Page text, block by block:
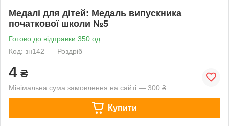
Медалі для дітей: Медаль випускника
початкової школи №5
Готово до відправки 350 од.
Код: зн142
Роздріб
4 ₴
Мінімальна сума замовлення на сайті — 300 ₴
Купити